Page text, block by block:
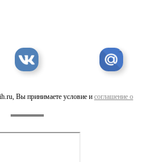
грунт-эмали, лаки, ...
Вы принимаете условие и соглашение о